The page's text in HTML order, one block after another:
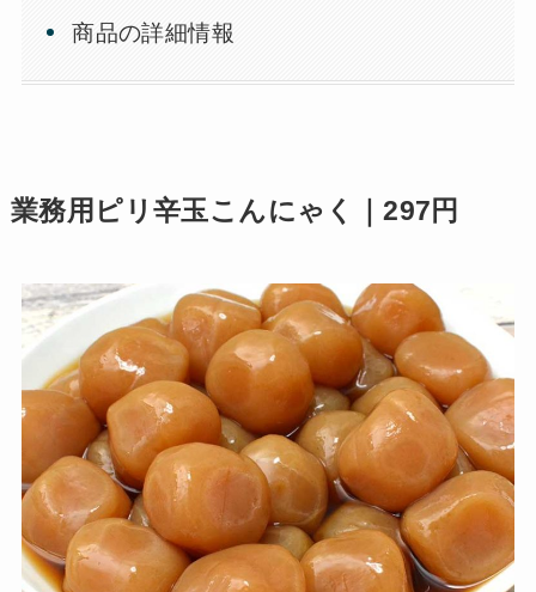
商品の詳細情報
業務用ピリ辛玉こんにゃく｜297円